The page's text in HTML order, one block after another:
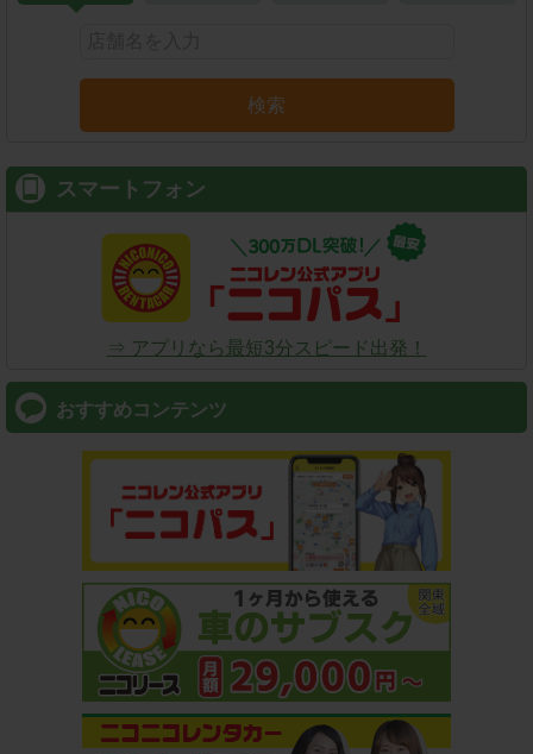
検索
スマートフォン
⇒ アプリなら最短3分スピード出発！
おすすめコンテンツ